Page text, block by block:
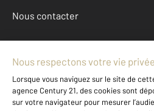
Nous contacter
Mentions légales & CGU et
Données
Gestionnaire